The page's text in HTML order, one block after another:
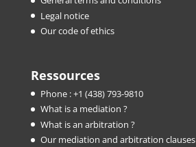
Legal notice
Our code of ethics
Ressources
Phone : +1 (438) 793-9810
What is a mediation ?
What is an arbitration ?
Our mediation and arbitration clauses